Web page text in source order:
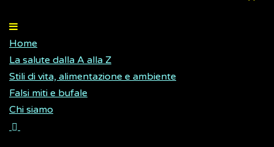
Home
La salute dalla A alla Z
Stili di vita, alimentazione e ambiente
Falsi miti e bufale
Chi siamo